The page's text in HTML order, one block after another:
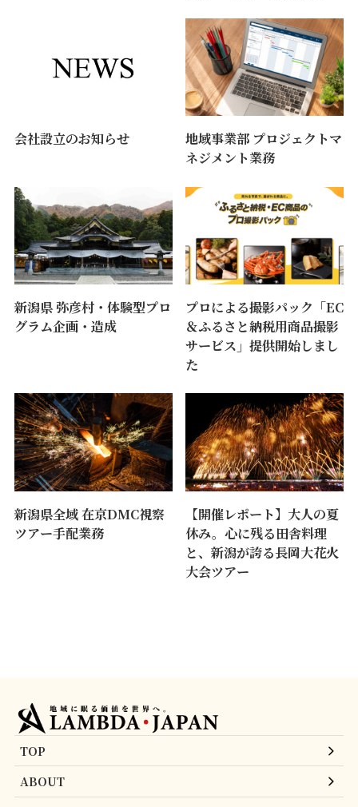
会社設立のお知らせ
地域事業部 プロジェクトマ
ネジメント業務
新潟県 弥彦村・体験型プロ
グラム企画・造成
プロによる撮影パック「EC
＆ふるさと納税用商品撮影
サービス」提供開始しまし
た
新潟県全域 在京DMC視察
ツアー手配業務
【開催レポート】大人の夏
休み。心に残る田舎料理
と、新潟が誇る長岡大花火
大会ツアー
TOP
ABOUT